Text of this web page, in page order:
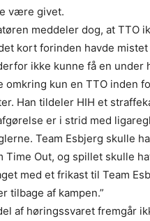
være givet.
meddeler dog, at TTO
kort forinden havde mistet
ikke kunne få en under
omkring kun en TTO inden
Han tildeler HIH et
er i strid med
Team Esbjerg skulle
Time Out, og spillet skulle
med et frikast til Team
tilbage af kampen.”
af høringssvaret fremgår